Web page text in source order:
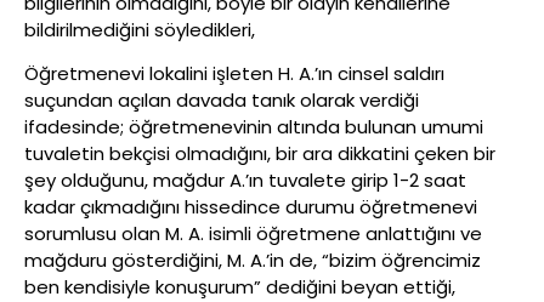
bildirilmediğini söyledikleri,
Öğretmenevi lokalini işleten H. A.’ın cinsel saldırı
suçundan açılan davada tanık olarak verdiği
ifadesinde; öğretmenevinin altında bulunan umumi
tuvaletin bekçisi olmadığını, bir ara dikkatini çeken bir
şey olduğunu, mağdur A.’ın tuvalete girip 1-2 saat
kadar çıkmadığını hissedince durumu öğretmenevi
sorumlusu olan M. A. isimli öğretmene anlattığını ve
mağduru gösterdiğini, M. A.’in de, “bizim öğrencimiz
ben kendisiyle konuşurum” dediğini beyan ettiği,